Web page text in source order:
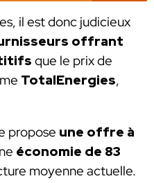
il est donc judicieux
offrant
que le prix de
TotalEnergies,
propose une offre à
économie de 83
moyenne actuelle.